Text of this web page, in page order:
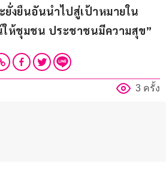
ยั่งยืนอันนำไปสู่เป้าหมายใน
ให้ชุมชน ประชาชนมีความสุข”
3 ครั้ง